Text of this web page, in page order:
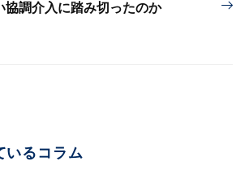
協調介入に踏み切ったのか
いるコラム